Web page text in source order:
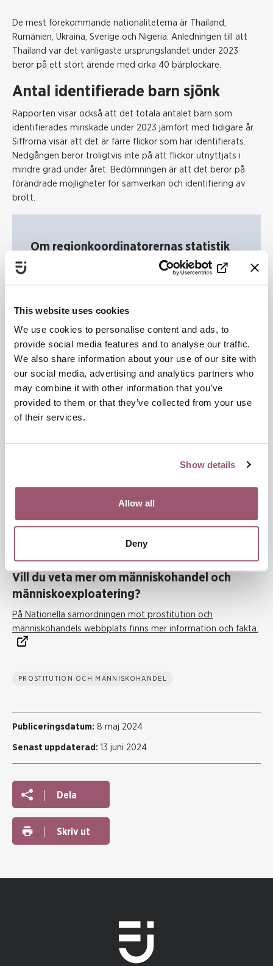
This website uses cookies
We use cookies to personalise content and ads, to
provide social media features and to analyse our traffic.
We also share information about your use of our site with
our social media, advertising and analytics partners who
may combine it with other information that you’ve
provided to them or that they’ve collected from your use
of their services.
Show details
Allow all
Deny
De mest förekommande nationaliteterna är Thailand,
Rumänien, Ukraina, Sverige och Nigeria. Anledningen till att
Thailand var det vanligaste ursprungslandet under 2023
beror på ett stort ärende med cirka 40 bärplockare.
Antal identifierade barn sjönk
Rapporten visar också att det totala antalet barn som
identifierades minskade under 2023 jämfört med tidigare år.
Siffrorna visar att det är färre flickor som har identifierats.
Nedgången beror troligtvis inte på att flickor utnyttjats i
mindre grad under året. Bedömningen är att det beror på
förändrade möjligheter för samverkan och identifiering av
brott.
Om regionkoordinatorernas statistik
Regionkoordinatorerna är anställda genom
Jämställdhetsmyndigheten har sammanställt
Under 2023 fick regionkoordinatorerna kännedom
om totalt 414 personer, vilket är ungefär som
tidigare år. Antal identifierade individer per år
varierar mellan 300 och 500 personer. Siffrorna
består enbart av de utsatta som
regionkoordinatorerna fått kännedom om. Det
människohandel i Sverige är okänt och mörkertalet
Vill du veta mer om människohandel och
människoexploatering?
På Nationella samordningen mot prostitution och
människohandels webbplats finns mer information och fakta.
PROSTITUTION OCH MÄNNISKOHANDEL
Publiceringsdatum: 8 maj 2024
Senast uppdaterad: 13 juni 2024
Dela
Skriv ut